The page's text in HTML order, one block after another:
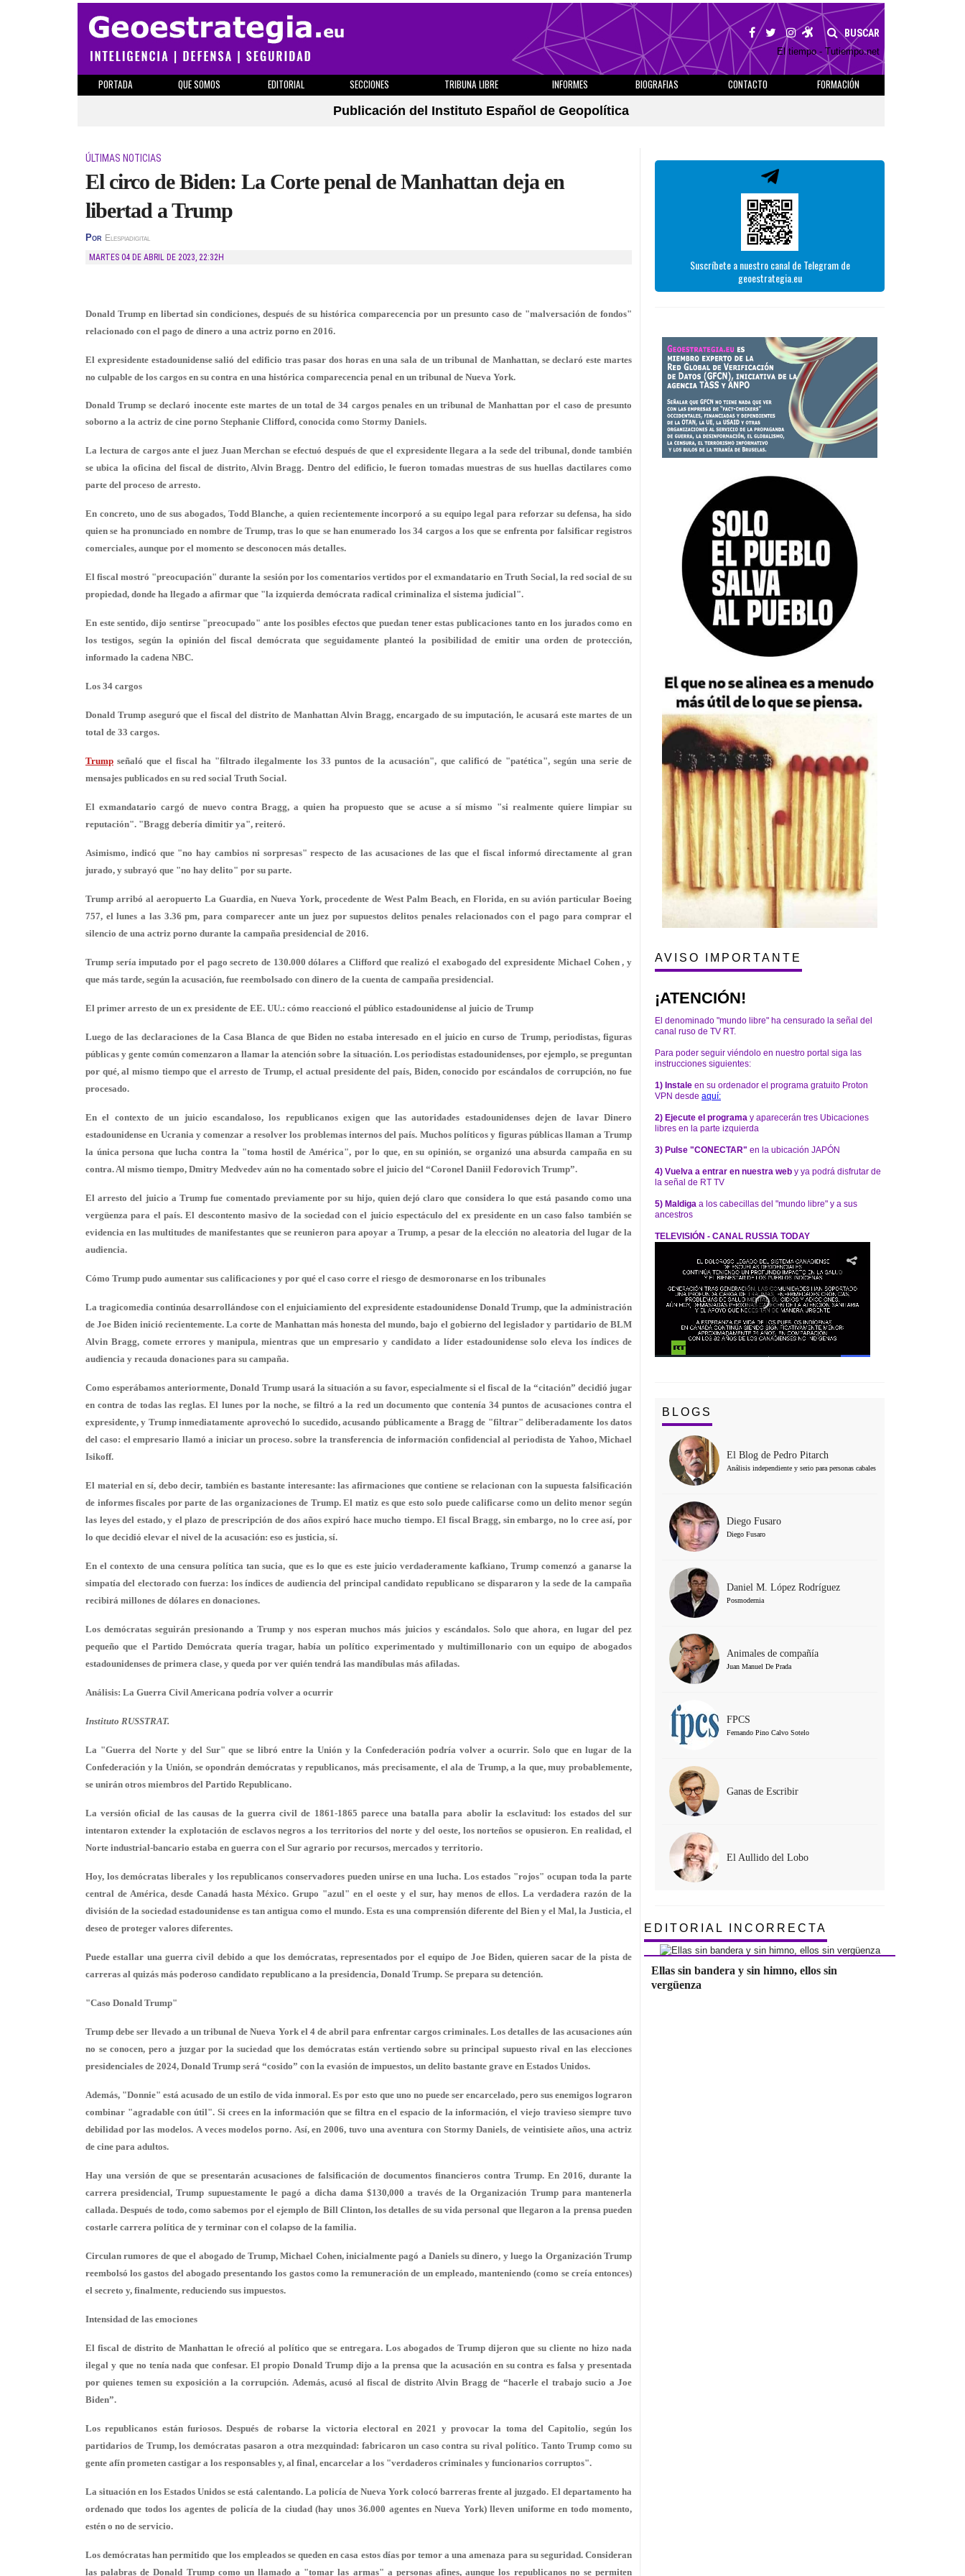
BUSCAR
El tiempo - Tutiempo.net
PORTADA QUE SOMOS EDITORIAL SECCIONES TRIBUNA LIBRE INFORMES BIOGRAFIAS CONTACTO
FORMACIÓN
Publicación del Instituto Español de Geopolítica
ÚLTIMAS NOTICIAS
El circo de Biden: La Corte penal de Manhattan deja en
libertad a Trump
Por Elespiadigital
MARTES 04 DE ABRIL DE 2023, 22:32H
Donald Trump en libertad sin condiciones, después de su histórica comparecencia por un presunto caso de "malversación de fondos"
relacionado con el pago de dinero a una actriz porno en 2016.
El expresidente estadounidense salió del edificio tras pasar dos horas en una sala de un tribunal de Manhattan, se declaró este martes
no culpable de los cargos en su contra en una histórica comparecencia penal en un tribunal de Nueva York.
Donald Trump se declaró inocente este martes de un total de 34 cargos penales en un tribunal de Manhattan por el caso de presunto
soborno a la actriz de cine porno Stephanie Clifford, conocida como Stormy Daniels.
La lectura de cargos ante el juez Juan Merchan se efectuó después de que el expresidente llegara a la sede del tribunal, donde también
se ubica la oficina del fiscal de distrito, Alvin Bragg. Dentro del edificio, le fueron tomadas muestras de sus huellas dactilares como
parte del proceso de arresto.
En concreto, uno de sus abogados, Todd Blanche, a quien recientemente incorporó a su equipo legal para reforzar su defensa, ha sido
quien se ha pronunciado en nombre de Trump, tras lo que se han enumerado los 34 cargos a los que se enfrenta por falsificar registros
comerciales, aunque por el momento se desconocen más detalles.
El fiscal mostró "preocupación" durante la sesión por los comentarios vertidos por el exmandatario en Truth Social, la red social de su
propiedad, donde ha llegado a afirmar que "la izquierda demócrata radical criminaliza el sistema judicial".
En este sentido, dijo sentirse "preocupado" ante los posibles efectos que puedan tener estas publicaciones tanto en los jurados como en
los testigos, según la opinión del fiscal demócrata que seguidamente planteó la posibilidad de emitir una orden de protección,
informado la cadena NBC.
Los 34 cargos
Donald Trump aseguró que el fiscal del distrito de Manhattan Alvin Bragg, encargado de su imputación, le acusará este martes de un
total de 33 cargos.
Trump señaló que el fiscal ha "filtrado ilegalmente los 33 puntos de la acusación", que calificó de "patética", según una serie de
mensajes publicados en su red social Truth Social.
El exmandatario cargó de nuevo contra Bragg, a quien ha propuesto que se acuse a sí mismo "si realmente quiere limpiar su
reputación". "Bragg debería dimitir ya", reiteró.
Asimismo, indicó que "no hay cambios ni sorpresas" respecto de las acusaciones de las que el fiscal informó directamente al gran
jurado, y subrayó que "no hay delito" por su parte.
Trump arribó al aeropuerto La Guardia, en Nueva York, procedente de West Palm Beach, en Florida, en su avión particular Boeing
757, el lunes a las 3.36 pm, para comparecer ante un juez por supuestos delitos penales relacionados con el pago para comprar el
silencio de una actriz porno durante la campaña presidencial de 2016.
Trump sería imputado por el pago secreto de 130.000 dólares a Clifford que realizó el exabogado del expresidente Michael Cohen , y
que más tarde, según la acusación, fue reembolsado con dinero de la cuenta de campaña presidencial.
El primer arresto de un ex presidente de EE. UU.: cómo reaccionó el público estadounidense al juicio de Trump
Luego de las declaraciones de la Casa Blanca de que Biden no estaba interesado en el juicio en curso de Trump, periodistas, figuras
públicas y gente común comenzaron a llamar la atención sobre la situación. Los periodistas estadounidenses, por ejemplo, se preguntan
por qué, al mismo tiempo que el arresto de Trump, el actual presidente del país, Biden, conocido por escándalos de corrupción, no fue
procesado.
En el contexto de un juicio escandaloso, los republicanos exigen que las autoridades estadounidenses dejen de lavar Dinero
estadounidense en Ucrania y comenzar a resolver los problemas internos del país. Muchos políticos y figuras públicas llaman a Trump
la única persona que lucha contra la "toma hostil de América", por lo que, en su opinión, se organizó una absurda campaña en su
contra. Al mismo tiempo, Dmitry Medvedev aún no ha comentado sobre el juicio del “Coronel Daniil Fedorovich Trump”.
El arresto del juicio a Trump fue comentado previamente por su hijo, quien dejó claro que considera lo que está pasando como una
vergüenza para el país. El descontento masivo de la sociedad con el juicio espectáculo del ex presidente en un caso falso también se
evidencia en las multitudes de manifestantes que se reunieron para apoyar a Trump, a pesar de la elección no aleatoria del lugar de la
audiencia.
Cómo Trump pudo aumentar sus calificaciones y por qué el caso corre el riesgo de desmoronarse en los tribunales
La tragicomedia continúa desarrollándose con el enjuiciamiento del expresidente estadounidense Donald Trump, que la administración
de Joe Biden inició recientemente. La corte de Manhattan más honesta del mundo, bajo el gobierno del legislador y partidario de BLM
Alvin Bragg, comete errores y manipula, mientras que un empresario y candidato a líder estadounidense solo eleva los índices de
audiencia y recauda donaciones para su campaña.
Como esperábamos anteriormente, Donald Trump usará la situación a su favor, especialmente si el fiscal de la “citación” decidió jugar
en contra de todas las reglas. El lunes por la noche, se filtró a la red un documento que contenía 34 puntos de acusaciones contra el
expresidente, y Trump inmediatamente aprovechó lo sucedido, acusando públicamente a Bragg de "filtrar" deliberadamente los datos
del caso: el empresario llamó a iniciar un proceso. sobre la transferencia de información confidencial al periodista de Yahoo, Michael
Isikoff.
El material en sí, debo decir, también es bastante interesante: las afirmaciones que contiene se relacionan con la supuesta falsificación
de informes fiscales por parte de las organizaciones de Trump. El matiz es que esto solo puede calificarse como un delito menor según
las leyes del estado, y el plazo de prescripción de dos años expiró hace mucho tiempo. El fiscal Bragg, sin embargo, no lo cree así, por
lo que decidió elevar el nivel de la acusación: eso es justicia, sí.
En el contexto de una censura política tan sucia, que es lo que es este juicio verdaderamente kafkiano, Trump comenzó a ganarse la
simpatía del electorado con fuerza: los índices de audiencia del principal candidato republicano se dispararon y la sede de la campaña
recibirá millones de dólares en donaciones.
Los demócratas seguirán presionando a Trump y nos esperan muchos más juicios y escándalos. Solo que ahora, en lugar del pez
pequeño que el Partido Demócrata quería tragar, había un político experimentado y multimillonario con un equipo de abogados
estadounidenses de primera clase, y queda por ver quién tendrá las mandíbulas más afiladas.
Análisis: La Guerra Civil Americana podría volver a ocurrir
Instituto RUSSTRAT.
La "Guerra del Norte y del Sur" que se libró entre la Unión y la Confederación podría volver a ocurrir. Solo que en lugar de la
Confederación y la Unión, se opondrán demócratas y republicanos, más precisamente, el ala de Trump, a la que, muy probablemente,
se unirán otros miembros del Partido Republicano.
La versión oficial de las causas de la guerra civil de 1861-1865 parece una batalla para abolir la esclavitud: los estados del sur
intentaron extender la explotación de esclavos negros a los territorios del norte y del oeste, los norteños se opusieron. En realidad, el
Norte industrial-bancario estaba en guerra con el Sur agrario por recursos, mercados y territorio.
Hoy, los demócratas liberales y los republicanos conservadores pueden unirse en una lucha. Los estados "rojos" ocupan toda la parte
central de América, desde Canadá hasta México. Grupo "azul" en el oeste y el sur, hay menos de ellos. La verdadera razón de la
división de la sociedad estadounidense es tan antigua como el mundo. Esta es una comprensión diferente del Bien y el Mal, la Justicia, el
deseo de proteger valores diferentes.
Puede estallar una guerra civil debido a que los demócratas, representados por el equipo de Joe Biden, quieren sacar de la pista de
carreras al quizás más poderoso candidato republicano a la presidencia, Donald Trump. Se prepara su detención.
"Caso Donald Trump"
Trump debe ser llevado a un tribunal de Nueva York el 4 de abril para enfrentar cargos criminales. Los detalles de las acusaciones aún
no se conocen, pero a juzgar por la suciedad que los demócratas están vertiendo sobre su principal supuesto rival en las elecciones
presidenciales de 2024, Donald Trump será “cosido” con la evasión de impuestos, un delito bastante grave en Estados Unidos.
Además, "Donnie" está acusado de un estilo de vida inmoral. Es por esto que uno no puede ser encarcelado, pero sus enemigos lograron
combinar "agradable con útil". Si crees en la información que se filtra en el espacio de la información, el viejo travieso siempre tuvo
debilidad por las modelos. A veces modelos porno. Así, en 2006, tuvo una aventura con Stormy Daniels, de veintisiete años, una actriz
de cine para adultos.
Hay una versión de que se presentarán acusaciones de falsificación de documentos financieros contra Trump. En 2016, durante la
carrera presidencial, Trump supuestamente le pagó a dicha dama $130,000 a través de la Organización Trump para mantenerla
callada. Después de todo, como sabemos por el ejemplo de Bill Clinton, los detalles de su vida personal que llegaron a la prensa pueden
costarle carrera política de y terminar con el colapso de la familia.
Circulan rumores de que el abogado de Trump, Michael Cohen, inicialmente pagó a Daniels su dinero, y luego la Organización Trump
reembolsó los gastos del abogado presentando los gastos como la remuneración de un empleado, manteniendo (como se creía entonces)
el secreto y, finalmente, reduciendo sus impuestos.
Intensidad de las emociones
El fiscal de distrito de Manhattan le ofreció al político que se entregara. Los abogados de Trump dijeron que su cliente no hizo nada
ilegal y que no tenía nada que confesar. El propio Donald Trump dijo a la prensa que la acusación en su contra es falsa y presentada
por quienes temen su exposición a la corrupción. Además, acusó al fiscal de distrito Alvin Bragg de “hacerle el trabajo sucio a Joe
Biden”.
Los republicanos están furiosos. Después de robarse la victoria electoral en 2021 y provocar la toma del Capitolio, según los
partidarios de Trump, los demócratas pasaron a otra mezquindad: fabricaron un caso contra su rival político. Tanto Trump como su
gente afín prometen castigar a los responsables y, al final, encarcelar a los "verdaderos criminales y funcionarios corruptos".
La situación en los Estados Unidos se está calentando. La policía de Nueva York colocó barreras frente al juzgado. El departamento ha
ordenado que todos los agentes de policía de la ciudad (hay unos 36.000 agentes en Nueva York) lleven uniforme en todo momento,
estén o no de servicio.
Los demócratas han permitido que los empleados se queden en casa estos días por temor a una amenaza para su seguridad. Consideran
las palabras de Donald Trump como un llamado a "tomar las armas" a personas afines, aunque los republicanos no se permiten
Suscríbete a nuestro canal de Telegram de
geoestrategia.eu
AVISO IMPORTANTE
¡ATENCIÓN!
El denominado "mundo libre" ha censurado la señal del
canal ruso de TV RT.
Para poder seguir viéndolo en nuestro portal siga las
instrucciones siguientes:
1) Instale en su ordenador el programa gratuito Proton
VPN desde aquí:
2) Ejecute el programa y aparecerán tres Ubicaciones
libres en la parte izquierda
3) Pulse "CONECTAR" en la ubicación JAPÓN
4) Vuelva a entrar en nuestra web y ya podrá disfrutar de
la señal de RT TV
5) Maldiga a los cabecillas del "mundo libre" y a sus
ancestros
TELEVISIÓN - CANAL RUSSIA TODAY
BLOGS
El Blog de Pedro Pitarch
Análisis independiente y serio para personas cabales
Diego Fusaro
Diego Fusaro
Daniel M. López Rodríguez
Posmodernia
Animales de compañía
Juan Manuel De Prada
FPCS
Fernando Pino Calvo Sotelo
Ganas de Escribir
El Aullido del Lobo
EDITORIAL INCORRECTA
Ellas sin bandera y sin himno, ellos sin
vergüenza